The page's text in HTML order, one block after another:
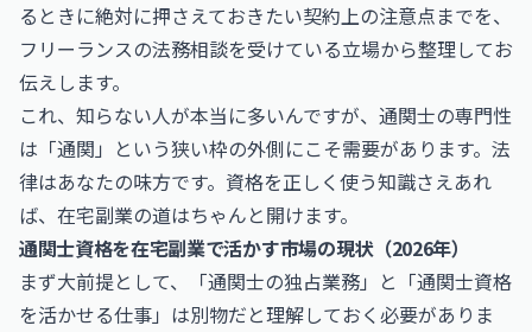
るときに絶対に押さえておきたい契約上の注意点までを、
フリーランスの法務相談を受けている立場から整理してお
伝えします。
これ、知らない人が本当に多いんですが、通関士の専門性
は「通関」という狭い枠の外側にこそ需要があります。法
律はあなたの味方です。資格を正しく使う知識さえあれ
ば、在宅副業の道はちゃんと開けます。
通関士資格を在宅副業で活かす市場の現状（2026年）
まず大前提として、「通関士の独占業務」と「通関士資格
を活かせる仕事」は別物だと理解しておく必要がありま